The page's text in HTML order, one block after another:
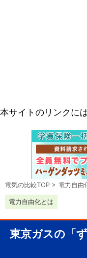
本サイトのリンクに
電気の比較TOP > 電力自由
電力自由化とは
東京ガスの「